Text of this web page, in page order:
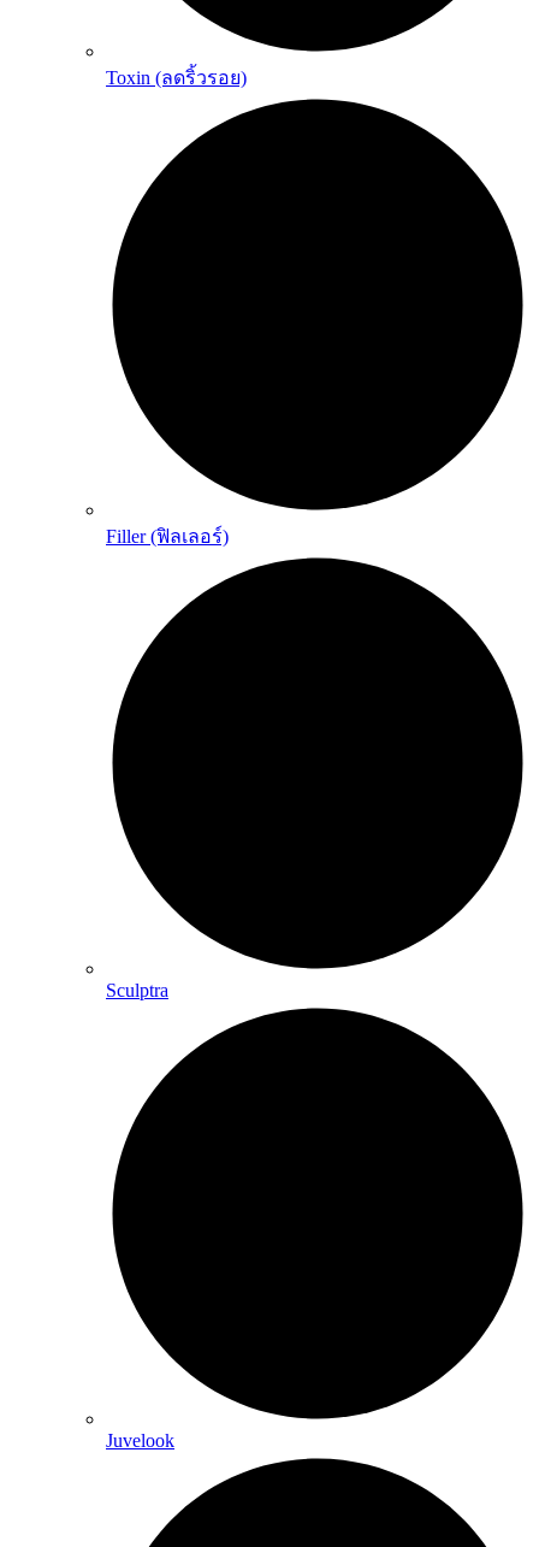
Toxin (ลดริ้วรอย)
Filler (ฟิลเลอร์)
Sculptra
Juvelook